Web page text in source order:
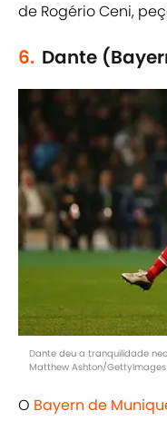
de Rogério Ceni,
6. Dante
Dante deu a tranquilidade
Matthew Ashton/GettyImages
O Bayern de